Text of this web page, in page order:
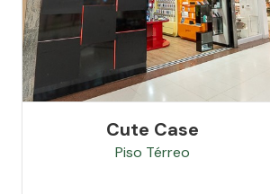
Cute Case
Piso Térreo